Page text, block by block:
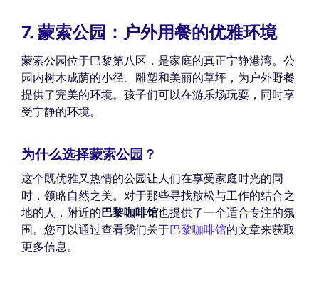
7. 蒙索公园：户外用餐的优雅环境
蒙索公园位于巴黎第八区，是家庭的真正宁静港湾。公
园内树木成荫的小径、雕塑和美丽的草坪，为户外野餐
提供了完美的环境。孩子们可以在游乐场玩耍，同时享
受宁静的环境。
为什么选择蒙索公园？
这个既优雅又热情的公园让人们在享受家庭时光的同
时，领略自然之美。对于那些寻找放松与工作的结合之
地的人，附近的巴黎咖啡馆也提供了一个适合专注的氛
围。您可以通过查看我们关于巴黎咖啡馆的文章来获取
更多信息。